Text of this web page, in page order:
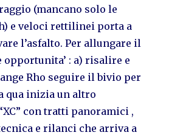
(mancano solo le
e veloci rettilinei porta a
l’asfalto. Per allungare il
opportunita’ : a) risalire e
Rho seguire il bivio per
qua inizia un altro
con tratti panoramici ,
e rilanci che arriva a